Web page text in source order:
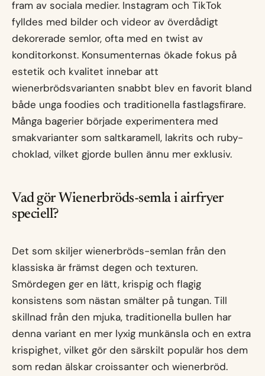
fram av sociala medier. Instagram och TikTok
fylldes med bilder och videor av överdådigt
dekorerade semlor, ofta med en twist av
konditorkonst. Konsumenternas ökade fokus på
estetik och kvalitet innebar att
wienerbrödsvarianten snabbt blev en favorit bland
både unga foodies och traditionella fastlagsfirare.
Många bagerier började experimentera med
smakvarianter som saltkaramell, lakrits och ruby-
choklad, vilket gjorde bullen ännu mer exklusiv.
Vad gör Wienerbröds-semla i airfryer
speciell?
Det som skiljer wienerbröds-semlan från den
klassiska är främst degen och texturen.
Smördegen ger en lätt, krispig och flagig
konsistens som nästan smälter på tungan. Till
skillnad från den mjuka, traditionella bullen har
denna variant en mer lyxig munkänsla och en extra
krispighet, vilket gör den särskilt populär hos dem
som redan älskar croissanter och wienerbröd.